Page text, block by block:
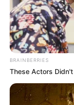
BRAINBERRIES
These Actors